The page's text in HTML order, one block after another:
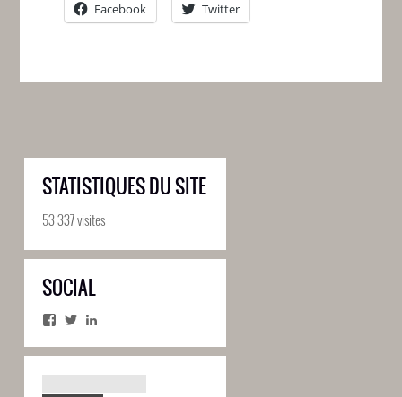
Facebook
Twitter
STATISTIQUES DU SITE
53 337 visites
SOCIAL
Facebook
Twitter